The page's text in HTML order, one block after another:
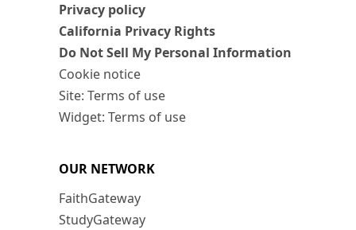
Privacy policy
California Privacy Rights
Do Not Sell My Personal Information
Cookie notice
Site: Terms of use
Widget: Terms of use
OUR NETWORK
FaithGateway
StudyGateway